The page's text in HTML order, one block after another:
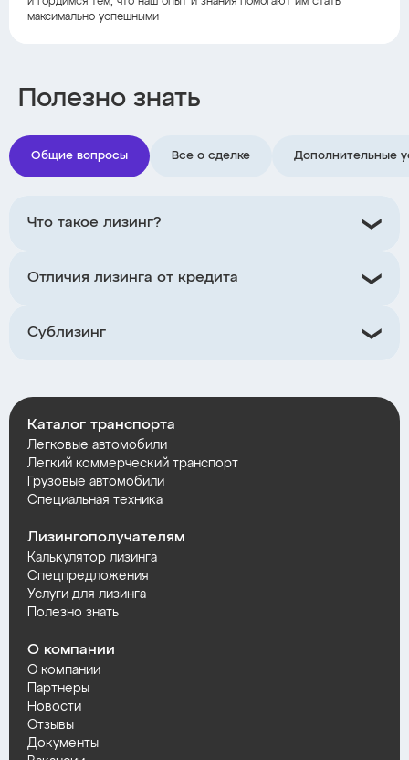
максимально успешными
Полезно знать
Общие вопросы Все о сделке Дополнительные
Что такое лизинг?
Отличия лизинга от кредита
Сублизинг
Каталог транспорта
Легковые автомобили
Легкий коммерческий транспорт
Грузовые автомобили
Специальная техника
Лизингополучателям
Калькулятор лизинга
Спецпредложения
Услуги для лизинга
Полезно знать
О компании
О компании
Партнеры
Новости
Отзывы
Документы